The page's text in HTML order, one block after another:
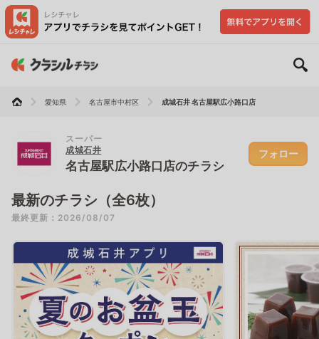
愛知県 名古屋市中村区 成城石井 名古屋駅広小路口店
スーパー
成城石井
名古屋駅広小路口店のチラシ
フォロー
最新のチラシ（全6枚）
最終更新：2026/08/07